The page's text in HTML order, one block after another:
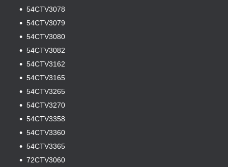
54CTV3078
54CTV3079
54CTV3080
54CTV3082
54CTV3162
54CTV3165
54CTV3265
54CTV3270
54CTV3358
54CTV3360
54CTV3365
72CTV3060